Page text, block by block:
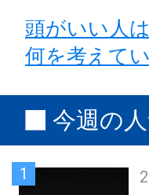
頭がいい人
何を考えて
今週の
1